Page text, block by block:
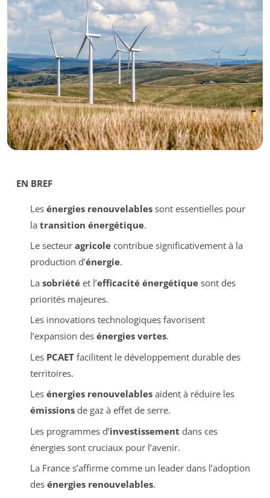
EN BREF
Les énergies renouvelablessont essentielles pour
la transition énergétique.
Le secteur agricolecontribue significativement à la
production d’énergie.
La sobriétéet l’efficacité énergétiquesont des
priorités majeures.
Les innovations technologiques favorisent
l’expansion des énergies vertes.
Les PCAETfacilitent le développement durable des
territoires.
Les énergies renouvelablesaident à réduire les
émissionsde gaz à effet de serre.
Les programmes d’investissement dans ces
énergies sont cruciaux pour l’avenir.
La France s’affirme comme un leader dans l’adoption
des énergies renouvelables.